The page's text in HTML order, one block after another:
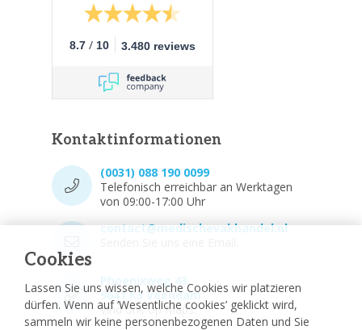
Cookies
Lassen Sie uns wissen, welche Cookies wir platzieren
dürfen. Wenn auf ‘Wesentliche cookies’ geklickt wird,
sammeln wir keine personenbezogenen Daten und Sie
8.7 / 10 3.480 reviews
Kontaktinformationen
(0031) 088 190 0099
Telefonisch erreichbar an Werktagen
von 09:00-17:00 Uhr
contact@medischevakhandel.nl
Phoenixweg 43,
9641 KS Veendam
Vind ons op Maps.